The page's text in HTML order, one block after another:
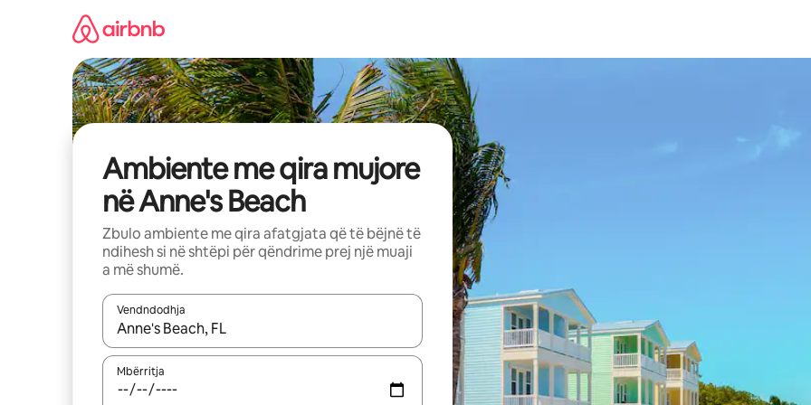
Ambiente me qira mujore
në Anne's Beach
Zbulo ambiente me qira afatgjata që të bëjnë të
ndihesh si në shtëpi për qëndrime prej një muaji
a më shumë.
Vendndodhja
Kur rezultatet të jenë të disponueshme, lëviz me butonat e shigjetave lart e poshtë ose eksploro duke prekur ose duke
Mbërritja